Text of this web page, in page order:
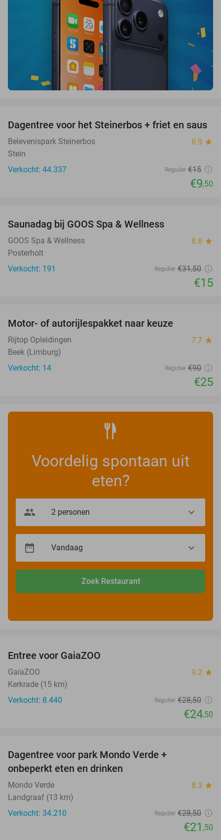
37%
Dagentree voor het Steinerbos + friet en saus
Belevenispark Steinerbos 8.9 star
Stein
Verkocht: 44.337
Regulier €15
€9,50
Saunadag bij GOOS Spa & Wellness
GOOS Spa & Wellness 8.8 star
Posterholt
Verkocht: 191
Regulier €31,50
€15
Motor- of autorijlespakket naar keuze
Rijtop Opleidingen 7.7 star
Beek (Limburg)
Verkocht: 14
Regulier €90
€25
Voordelig spontaan uit
eten?
Zoek Restaurant
Entree voor GaiaZOO
GaiaZOO 9.2 star
Kerkrade (15 km)
Verkocht: 8.440
Regulier €28,50
€24,50
Dagentree voor park Mondo Verde +
onbeperkt eten en drinken
Mondo Verde 8.3 star
Landgraaf (13 km)
Verkocht: 34.210
Regulier €28,50
€21 ,50